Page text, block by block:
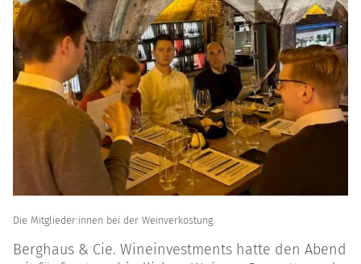
Die Mitglieder:innen bei der Weinverkostung.
Berghaus & Cie. Wineinvestments hatte den Abend